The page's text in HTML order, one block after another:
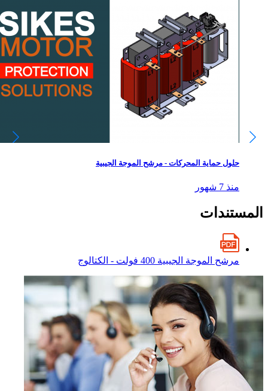
حلول حماية المحركات - مرشح الموجة الجيبية
منذ 7 شهور
المستندات
مرشح الموجة الجيبية 400 فولت - الكتالوج